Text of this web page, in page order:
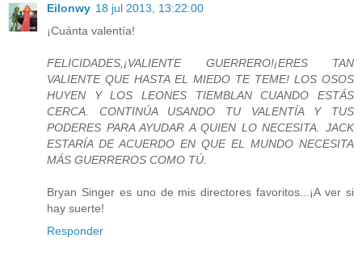
Eilonwy 18 jul 2013, 13:22:00
¡Cuánta valentía!
FELICIDADES,¡VALIENTE GUERRERO!¡ERES TAN
VALIENTE QUE HASTA EL MIEDO TE TEME! LOS OSOS
HUYEN Y LOS LEONES TIEMBLAN CUANDO ESTÁS
CERCA. CONTINÚA USANDO TU VALENTÍA Y TUS
PODERES PARA AYUDAR A QUIEN LO NECESITA. JACK
ESTARÍA DE ACUERDO EN QUE EL MUNDO NECESITA
MÁS GUERREROS COMO TÚ.
Bryan Singer es uno de mis directores favoritos...¡A ver si
hay suerte!
Responder